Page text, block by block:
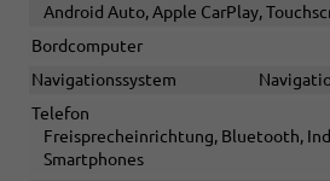
Android Auto, Apple CarPlay,
Bordcomputer
Navigationssystem
Telefon
Freisprecheinrichtung, Bluetooth,
Smartphones